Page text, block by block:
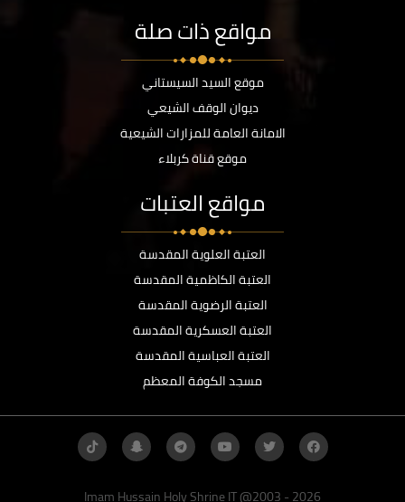
مواقع ذات صلة
موقع السيد السيستاني
ديوان الوقف الشيعي
الامانة العامة للمزارات الشيعية
موقع قناة كربلاء
مواقع العتبات
العتبة العلوية المقدسة
العتبة الكاظمية المقدسة
العتبة الرضوية المقدسة
العتبة العسكرية المقدسة
العتبة العباسية المقدسة
مسجد الكوفة المعظم
Imam Hussain Holy Shrine IT @2003 - 2026